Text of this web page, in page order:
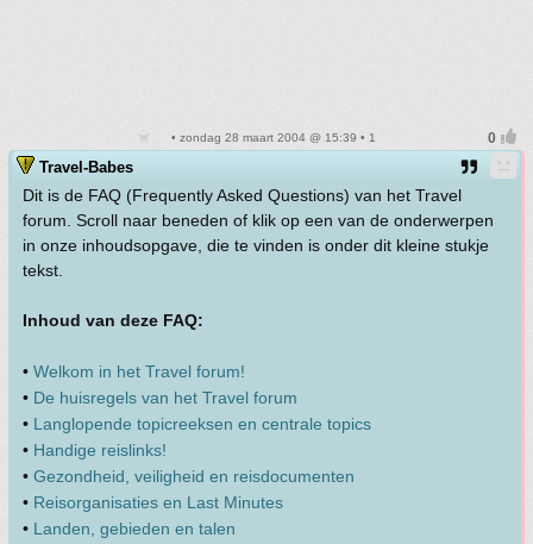
• zondag 28 maart 2004 @ 15:39 • 1
Travel-Babes
Dit is de FAQ (Frequently Asked Questions) van het Travel
forum. Scroll naar beneden of klik op een van de onderwerpen
in onze inhoudsopgave, die te vinden is onder dit kleine stukje
tekst.
Inhoud van deze FAQ:
• Welkom in het Travel forum!
• De huisregels van het Travel forum
• Langlopende topicreeksen en centrale topics
• Handige reislinks!
• Gezondheid, veiligheid en reisdocumenten
• Reisorganisaties en Last Minutes
• Landen, gebieden en talen